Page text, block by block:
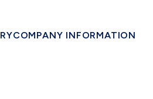
COMPANY INFORMATION